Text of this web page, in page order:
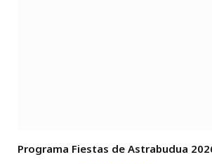
Programa Fiestas de Astrabudua